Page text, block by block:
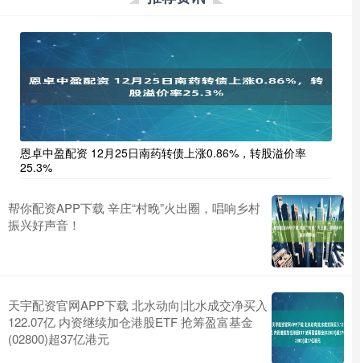
恩卓中盈配资 12月25日南药转债上涨0.86%，转股溢价率
25.3%
帮你配资APP下载 辛庄“村晚”火出圈，唱响乡村
振兴好声音！
天宇配资官网APP下载 北水动向|北水成交净买入
122.07亿 内资继续加仓港股ETF 抢筹盈富基金
(02800)超37亿港元